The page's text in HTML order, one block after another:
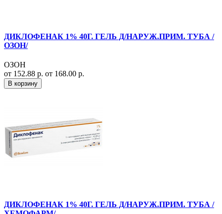
ДИКЛОФЕНАК 1% 40Г. ГЕЛЬ Д/НАРУЖ.ПРИМ. ТУБА /
ОЗОН/
ОЗОН
от 152.88 р. от 168.00 р.
В корзину
ДИКЛОФЕНАК 1% 40Г. ГЕЛЬ Д/НАРУЖ.ПРИМ. ТУБА /